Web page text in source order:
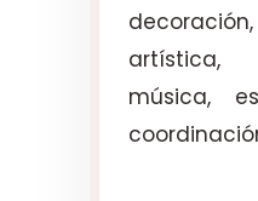
artística,
música,